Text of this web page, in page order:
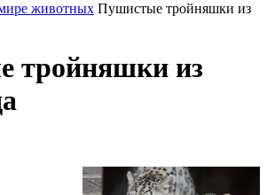
животных Пушистые тройняшки из
тройняшки из